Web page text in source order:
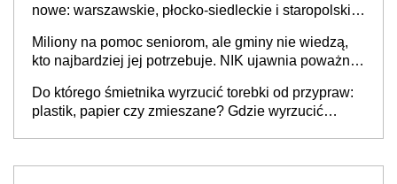
nowe: warszawskie, płocko-siedleckie i staropolskie.
stołecznych
Miliony na pomoc seniorom, ale gminy nie wiedzą,
kto najbardziej jej potrzebuje. NIK ujawnia poważną
Do którego śmietnika wyrzucić torebki od przypraw:
plastik, papier czy zmieszane? Gdzie wyrzucić